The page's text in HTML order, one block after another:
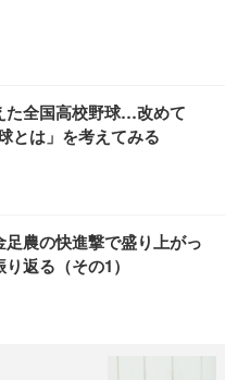
文化
出版／映画
写真
た全国高校野球…改めて
とは」を考えてみる
足農の快進撃で盛り上がっ
返る（その1）